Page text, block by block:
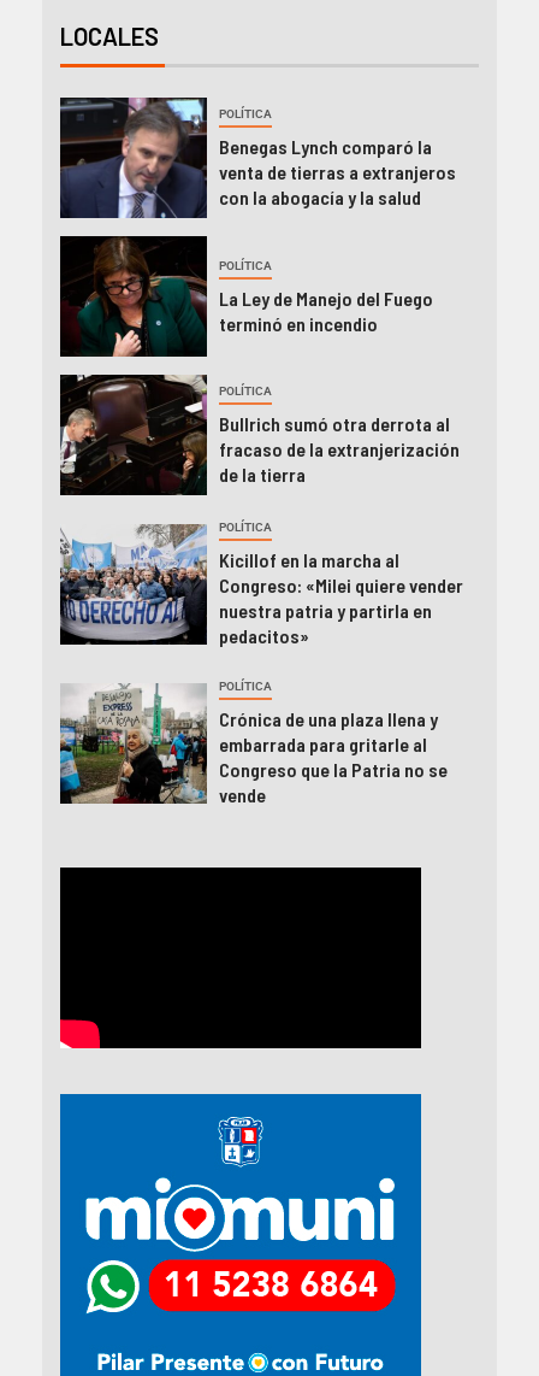
LOCALES
POLÍTICA
Benegas Lynch comparó la
venta de tierras a extranjeros
con la abogacía y la salud
POLÍTICA
La Ley de Manejo del Fuego
terminó en incendio
POLÍTICA
Bullrich sumó otra derrota al
fracaso de la extranjerización
de la tierra
POLÍTICA
Kicillof en la marcha al
Congreso: «Milei quiere vender
nuestra patria y partirla en
pedacitos»
POLÍTICA
Crónica de una plaza llena y
embarrada para gritarle al
Congreso que la Patria no se
vende